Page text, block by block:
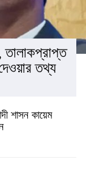
তালাকপ্রাপ্ত
তথ্য
শাসন কায়েম